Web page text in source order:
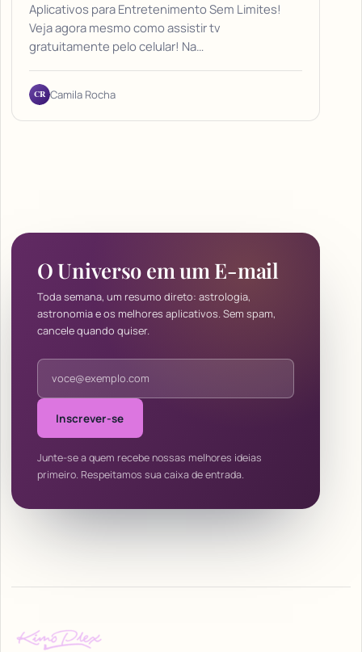
Aplicativos para Entretenimento Sem Limites!
Veja agora mesmo como assistir tv
gratuitamente pelo celular! Na…
CR Camila Rocha
O Universo em um E-mail
Toda semana, um resumo direto: astrologia,
astronomia e os melhores aplicativos. Sem spam,
cancele quando quiser.
Endereço de e-mail
Inscrever-se
Junte-se a quem recebe nossas melhores ideias
primeiro. Respeitamos sua caixa de entrada.